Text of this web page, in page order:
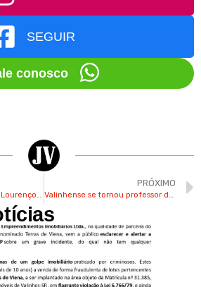
SEGUIR
conosco
Falecimento: Henrique Lourenço Guedes
PRÓXIMO
Valinhense se tornou professor de artes circenses e sonha em ter seu próprio circo